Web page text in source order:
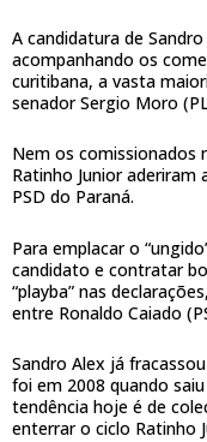
A candidatura de
acompanhando os
curitibana, a vasta
senador Sergio Moro
Nem os comissionados
Ratinho Junior
PSD do Paraná.
Para emplacar o
candidato e contratar
“playba” nas
entre Ronaldo Caiado
Sandro Alex já
foi em 2008 quando
tendência hoje é de
enterrar o ciclo Ratinho